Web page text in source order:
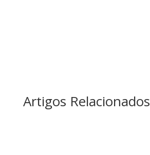
Artigos Relacionados